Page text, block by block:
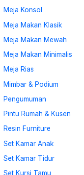
Meja Konsol
Meja Makan Klasik
Meja Makan Mewah
Meja Makan Minimalis
Meja Rias
Mimbar & Podium
Pengumuman
Pintu Rumah & Kusen
Resin Furniture
Set Kamar Anak
Set Kamar Tidur
Set Kursi Tamu